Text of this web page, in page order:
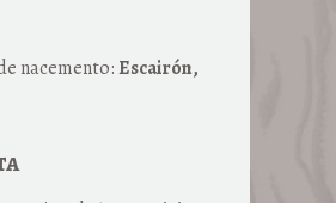
nacemento:Escairón,